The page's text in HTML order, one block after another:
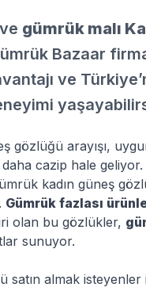
gümrük malı
Bazaar
ve
gözlüğü arayışı,
cazip hale geliyor.
kadın güneş
Gümrük fazlası
olan bu gözlükler,
sunuyor.
satın almak isteyenler